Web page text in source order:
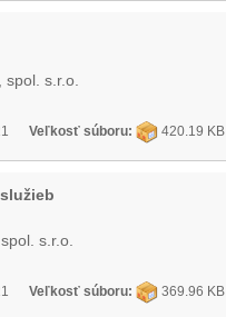
s.r.o.
Veľkosť súboru: 420.19 KB
s.r.o.
Veľkosť súboru: 369.96 KB